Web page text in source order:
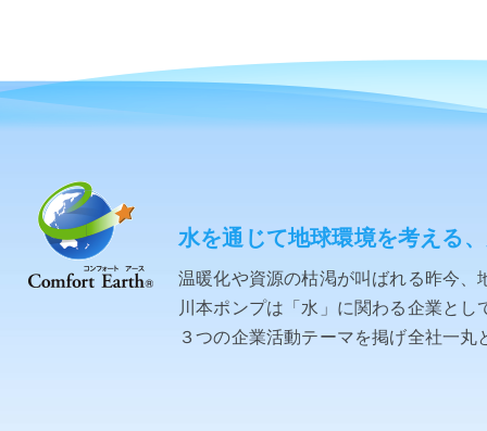
水を通じて地球環境を考える
温暖化や資源の枯渇が叫ばれる昨今
川本ポンプは「水」に関わる企業と
３つの企業活動テーマを掲げ全社一